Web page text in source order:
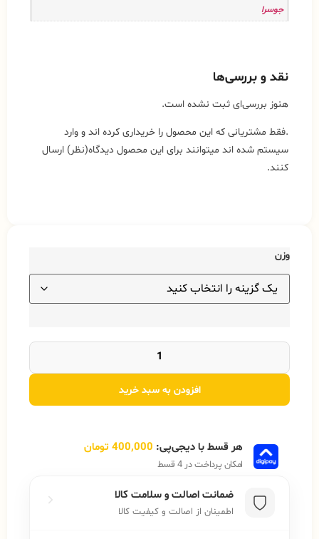
جوسرا
نقد و بررسی‌ها
هنوز بررسی‌ای ثبت نشده است.
.فقط مشتریانی که این محصول را خریداری کرده اند و وارد
سیستم شده اند میتوانند برای این محصول دیدگاه(نظر) ارسال
کنند.
وزن
افزودن به سبد خرید
هر قسط با دیجی‌پی: 400,000تومان
امکان پرداخت در 4 قسط
ضمانت اصالت و سلامت کالا
اطمینان از اصالت و کیفیت کالا